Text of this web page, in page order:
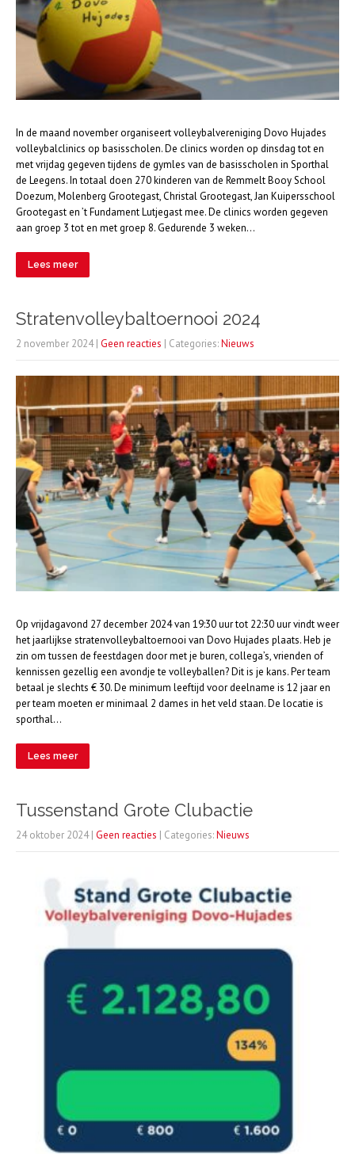
In de maand november organiseert volleybalvereniging Dovo Hujades
volleybalclinics op basisscholen. De clinics worden op dinsdag tot en
met vrijdag gegeven tijdens de gymles van de basisscholen in Sporthal
de Leegens. In totaal doen 270 kinderen van de Remmelt Booy School
Doezum, Molenberg Grootegast, Christal Grootegast, Jan Kuipersschool
Grootegast en ’t Fundament Lutjegast mee. De clinics worden gegeven
aan groep 3 tot en met groep 8. Gedurende 3 weken…
Lees meer
Stratenvolleybaltoernooi 2024
2 november 2024 | Geen reacties | Categories:Nieuws
Op vrijdagavond 27 december 2024 van 19:30 uur tot 22:30 uur vindt weer
het jaarlijkse stratenvolleybaltoernooi van Dovo Hujades plaats. Heb je
zin om tussen de feestdagen door met je buren, collega’s, vrienden of
kennissen gezellig een avondje te volleyballen? Dit is je kans. Per team
betaal je slechts € 30. De minimum leeftijd voor deelname is 12 jaar en
per team moeten er minimaal 2 dames in het veld staan. De locatie is
sporthal…
Lees meer
Tussenstand Grote Clubactie
24 oktober 2024 | Geen reacties | Categories:Nieuws